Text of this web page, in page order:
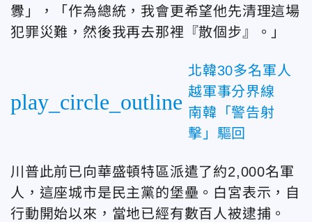
釁」，「作為總統，我會更希望他先清理這場
犯罪災難，然後我再去那裡『散個步』。」
play_circle_outline
北韓30多名軍人
越軍事分界線
南韓「警告射
擊」驅回
川普此前已向華盛頓特區派遣了約2,000名軍
人，這座城市是民主黨的堡壘。白宮表示，自
行動開始以來，當地已經有數百人被逮捕。